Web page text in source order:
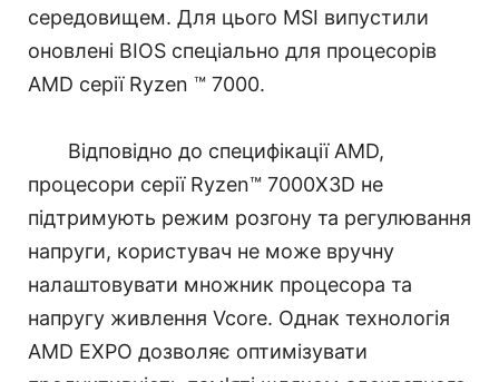
середовищем. Для цього MSI випустили
оновлені BIOS спеціально для процесорів
AMD серії Ryzen ™ 7000.
Відповідно до специфікації AMD,
процесори серії Ryzen™ 7000X3D не
підтримують режим розгону та регулювання
напруги, користувач не може вручну
налаштовувати множник процесора та
напругу живлення Vcore. Однак технологія
AMD EXPO дозволяє оптимізувати